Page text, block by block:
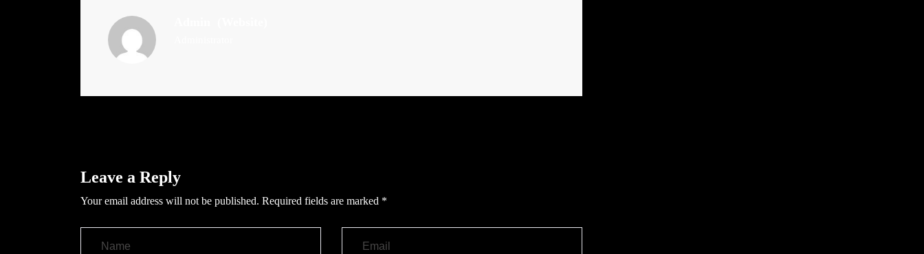
Leave a Reply
Your email address will not be published. Required fields are marked *